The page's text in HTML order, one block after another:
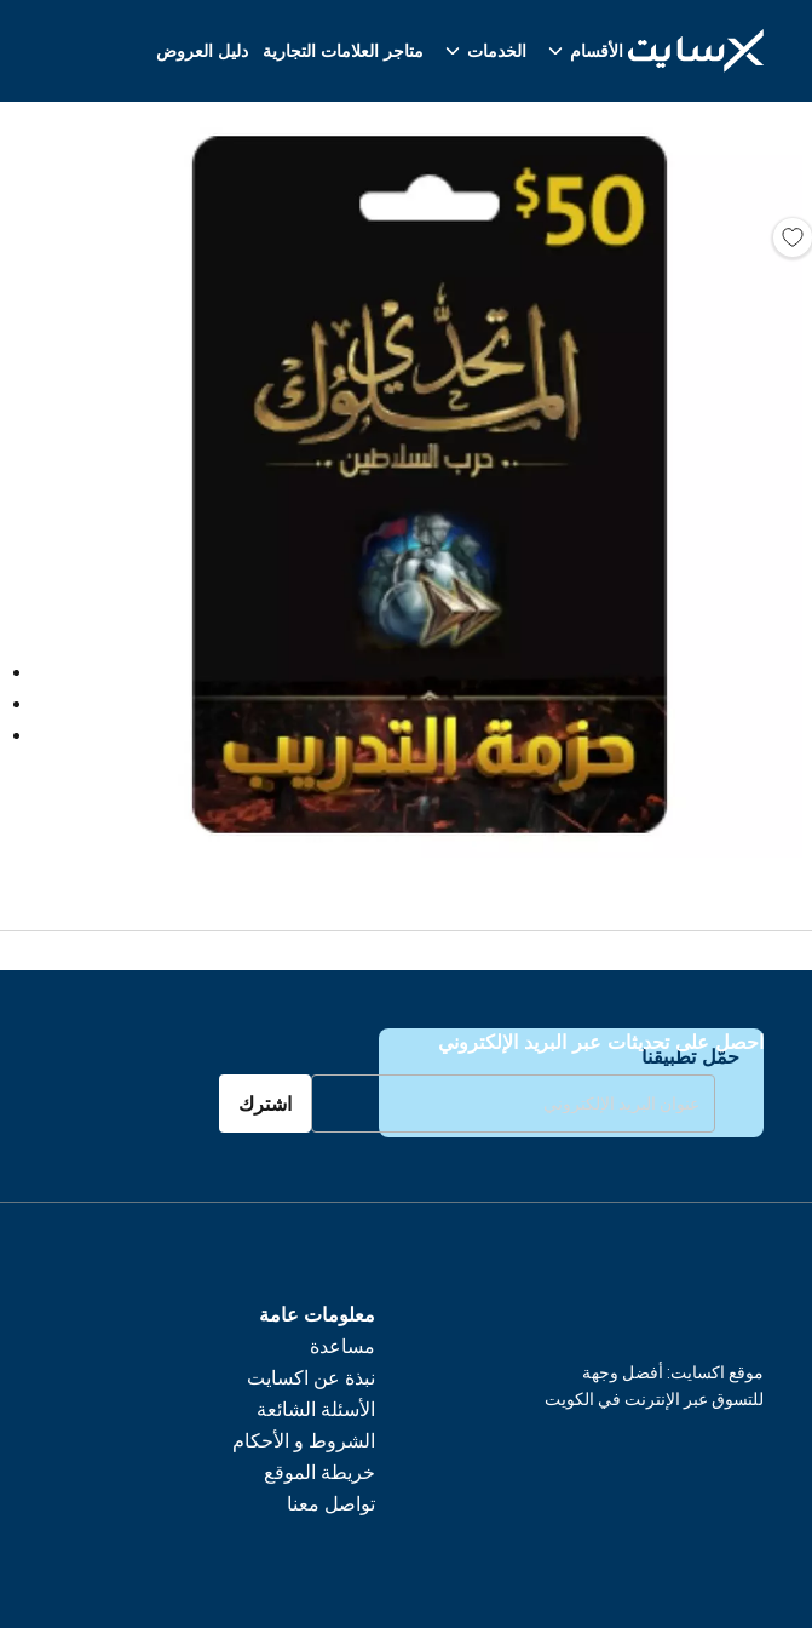
الأقسام الخدمات متاجر العلامات التجارية دليل العروض
حمّل تطبيقنا
احصل على تحديثات عبر البريد الإلكتروني
اشترك
معلومات عامة
مساعدة
نبذة عن اكسايت
الأسئلة الشائعة
الشروط و الأحكام
خريطة الموقع
تواصل معنا
موقع اكسايت: أفضل وجهة
للتسوق عبر الإنترنت في الكويت